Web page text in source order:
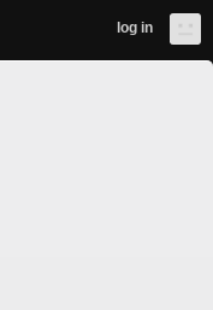
log in